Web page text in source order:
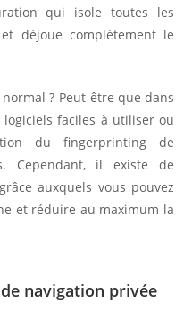
qui isole toutes les
déjoue complètement le
? Peut-être que dans
faciles à utiliser ou
du fingerprinting de
Cependant, il existe de
auxquels vous pouvez
et réduire au maximum la
navigation privée